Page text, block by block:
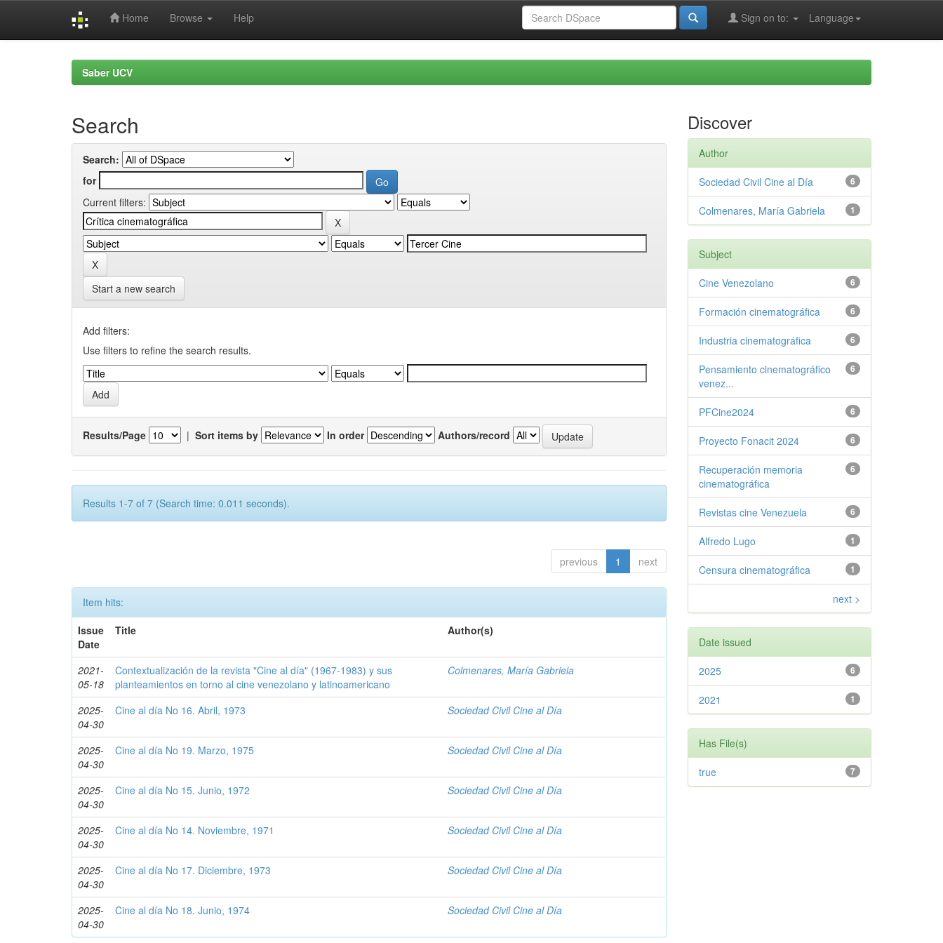
Home Browse Help Language
Sign on to:
Saber UCV
Search
Search:
for
Current filters:
Start a new search
Add filters:
Use filters to refine the search results.
Results/Page | Sort items by In order Authors/record
Results 1-7 of 7 (Search time: 0.011 seconds).
previous 1 next
Item hits:
Issue
Date
Title Author(s)
2021-
05-18
Contextualización de la revista "Cine al día" (1967-1983) y sus
planteamientos en torno al cine venezolano y latinoamericano
Colmenares, María Gabriela
2025-
04-30
Cine al día No 16. Abril, 1973 Sociedad Civil Cine al Día
2025-
04-30
Cine al día No 19. Marzo, 1975 Sociedad Civil Cine al Día
2025-
04-30
Cine al día No 15. Junio, 1972 Sociedad Civil Cine al Día
2025-
04-30
Cine al día No 14. Noviembre, 1971 Sociedad Civil Cine al Día
2025-
04-30
Cine al día No 17. Diciembre, 1973 Sociedad Civil Cine al Día
2025-
04-30
Cine al día No 18. Junio, 1974 Sociedad Civil Cine al Día
Discover
Author
6
Sociedad Civil Cine al Día
1
Colmenares, María Gabriela
Subject
6
Cine Venezolano
6
Formación cinematográfica
6
Industria cinematográfica
6
Pensamiento cinematográfico
venez...
6
PFCine2024
6
Proyecto Fonacit 2024
6
Recuperación memoria
cinematográfica
6
Revistas cine Venezuela
1
Alfredo Lugo
1
Censura cinematográfica
next >
Date issued
6
2025
1
2021
Has File(s)
7
true